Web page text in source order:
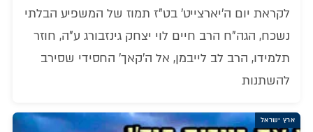
לקראת יום ה'יארצייט' בט"ז תמוז של המשפיע הבלתי
נשכח, הגה"ח הרב חיים לוי יצחק גינזבורג ע"ה, חוזר
תלמידו, הרב לב לייבמן, אל ה'קאך' החסידי שסירב
להשתנות
ארץ ישראל